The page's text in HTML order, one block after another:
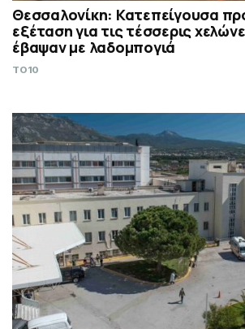
Θεσσαλονίκη: Κατεπείγουσα
εξέταση για τις τέσσερις
έβαψαν με λαδομπογιά
TO10